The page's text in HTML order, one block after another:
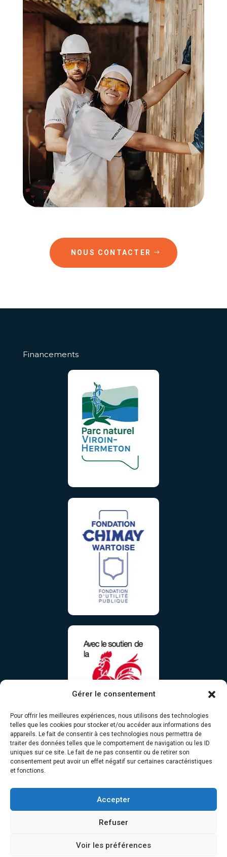
Gérer le consentement
Pour offrir les meilleures expériences, nous utilisons des technologies
telles que les cookies pour stocker et/ou accéder aux informations des
appareils. Le fait de consentir à ces technologies nous permettra de
traiter des données telles que le comportement de navigation ou les ID
uniques sur ce site. Le fait de ne pas consentir ou de retirer son
consentement peut avoir un effet négatif sur certaines caractéristiques
et fonctions.
Accepter
Refuser
Voir les préférences
NOUS CONTACTER
Financements
Liens rapides
Mentions légales